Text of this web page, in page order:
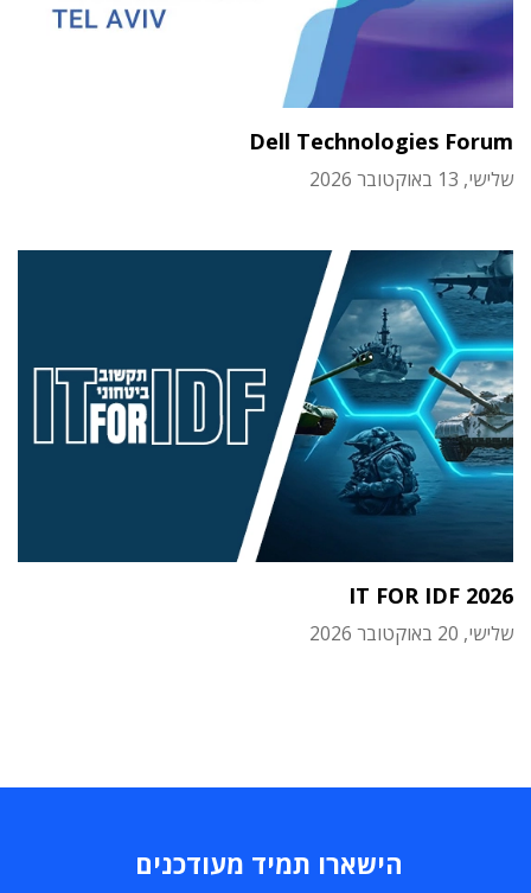
Dell Technologies Forum
שלישי, 13 באוקטובר 2026
IT FOR IDF 2026
שלישי, 20 באוקטובר 2026
הישארו תמיד מעודכנים